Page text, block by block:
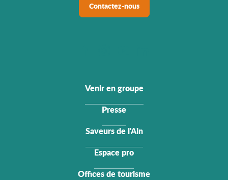
Contactez-nous
Venir en groupe
Presse
Saveurs de l'Ain
Espace pro
Offices de tourisme